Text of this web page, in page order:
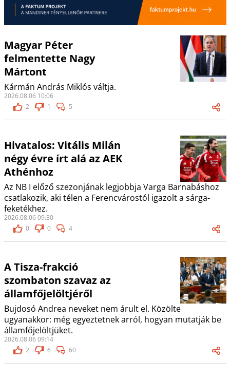
Magyar Péter
felmentette Nagy
Mártont
Kármán András Miklós váltja.
2026.08.06 10:06
2
1 5
Hivatalos: Vitális Milán
négy évre írt alá az AEK
Athénhoz
Az NB I előző szezonjának legjobbja Varga Barnabáshoz
csatlakozik, aki télen a Ferencvárostól igazolt a sárga-
feketékhez.
2026.08.06 09:30
0
0 4
A Tisza-frakció
szombaton szavaz az
államfőjelöltjéről
Bujdosó Andrea neveket nem árult el. Közölte
ugyanakkor: még egyeztetnek arról, hogyan mutatják be
államfőjelöltjüket.
2026.08.06 09:14
2
6 60